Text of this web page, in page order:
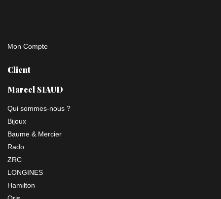
Mon Compte
Client
Marcel SIAUD
Qui sommes-nous ?
Bijoux
Baume & Mercier
Rado
ZRC
LONGINES
Hamilton